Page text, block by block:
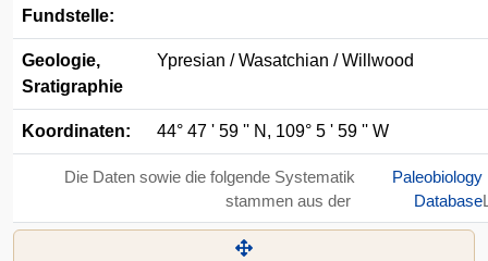
Fundstelle:
Geologie,
Sratigraphie
Ypresian / Wasatchian / Willwood
Koordinaten: 44° 47 ' 59 '' N, 109° 5 ' 59 '' W
Die Daten sowie die folgende Systematik
stammen aus der
Paleobiology
Database